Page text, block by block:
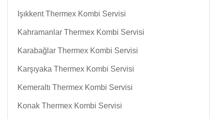
Işıkkent Thermex Kombi Servisi
Kahramanlar Thermex Kombi Servisi
Karabağlar Thermex Kombi Servisi
Karşıyaka Thermex Kombi Servisi
Kemeraltı Thermex Kombi Servisi
Konak Thermex Kombi Servisi